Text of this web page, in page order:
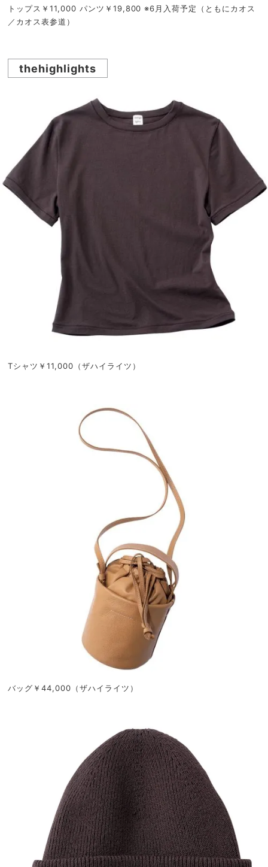
トップス￥11,000 パンツ￥19,800 ※6月入荷予定（ともにカオス
／カオス表参道）
thehighlights
Tシャツ￥11,000（ザハイライツ）
バッグ￥44,000（ザハイライツ）